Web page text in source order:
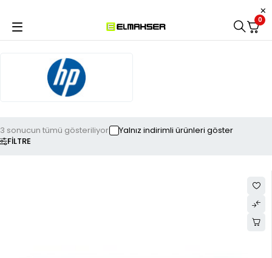
0
FILTRE
3 sonucun tümü gösteriliyor Yalnız indirimli ürünleri göster